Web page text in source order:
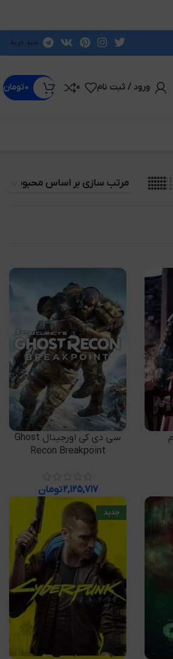
سبد خرید
ورود / ثبت نام 0 ۰تومان
افزودن به سبد خرید
سی دی کی اورجینال Ghost
Recon Breakpoint
۲,۱۲۵,۷۱۷تومان
جدید